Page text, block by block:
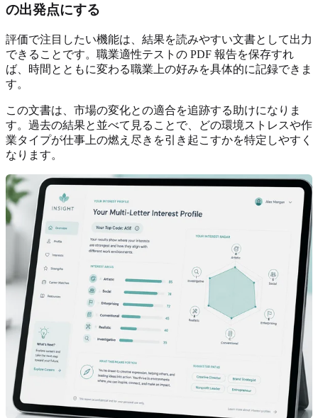
の出発点にする
評価で注目したい機能は、結果を読みやすい文書として出力
できることです。職業適性テストの PDF 報告を保存すれ
ば、時間とともに変わる職業上の好みを具体的に記録できま
す。
この文書は、市場の変化との適合を追跡する助けになりま
す。過去の結果と並べて見ることで、どの環境ストレスや作
業タイプが仕事上の燃え尽きを引き起こすかを特定しやすく
なります。